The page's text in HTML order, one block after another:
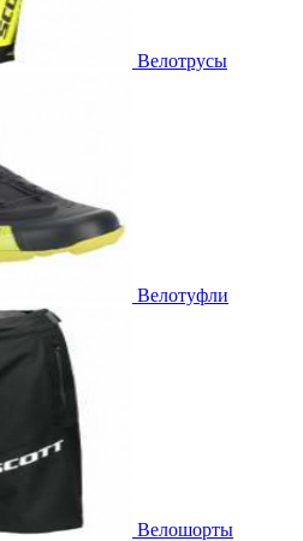
Велотрусы
Велотуфли
Велошорты